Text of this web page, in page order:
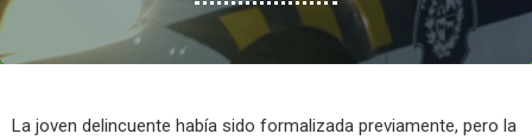
La joven delincuente había sido formalizada previamente, pero la